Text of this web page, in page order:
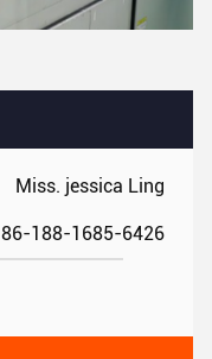
Miss. jessica Ling
86-188-1685-6426